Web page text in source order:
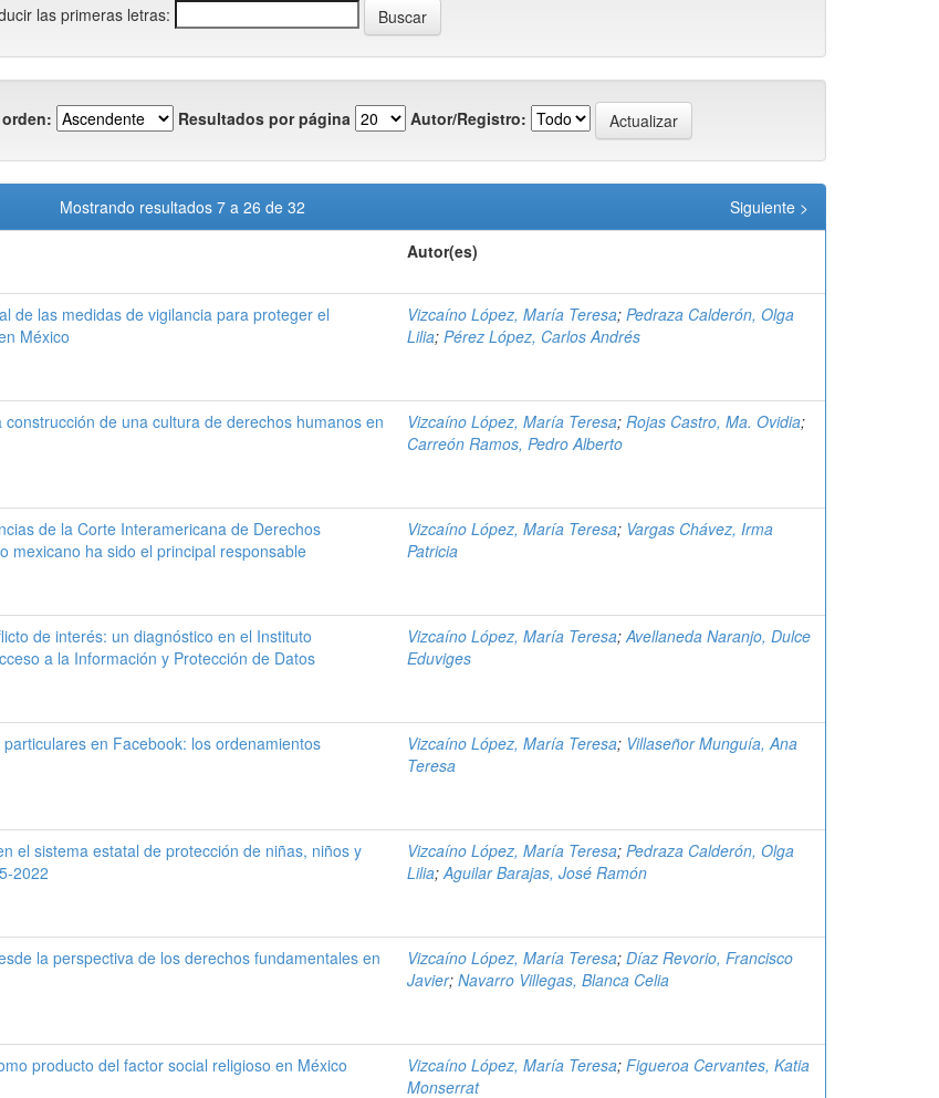
las primeras letras:
Resultados por página Autor/Registro:
Mostrando resultados 7 a 26 de 32
Siguiente >
Autor(es)
de las medidas de vigilancia para proteger el
México
Vizcaíno López, María Teresa; Pedraza Calderón, Olga
Lilia; Pérez López, Carlos Andrés
de una cultura de derechos humanos en
Vizcaíno López, María Teresa; Rojas Castro, Ma. Ovidia;
Carreón Ramos, Pedro Alberto
de la Corte Interamericana de Derechos
mexicano ha sido el principal responsable
Vizcaíno López, María Teresa; Vargas Chávez, Irma
Patricia
de interés: un diagnóstico en el Instituto
a la Información y Protección de Datos
Vizcaíno López, María Teresa;Avellaneda Naranjo, Dulce
Eduviges
en Facebook: los ordenamientos
Vizcaíno López, María Teresa; Villaseñor Munguía, Ana
Teresa
el sistema estatal de protección de niñas, niños y
2022
Vizcaíno López, María Teresa; Pedraza Calderón, Olga
Lilia;Aguilar Barajas, José Ramón
la perspectiva de los derechos fundamentales en
Vizcaíno López, María Teresa; Díaz Revorio, Francisco
Javier; Navarro Villegas, Blanca Celia
producto del factor social religioso en México Vizcaíno López, María Teresa; Figueroa Cervantes, Katia
Monserrat